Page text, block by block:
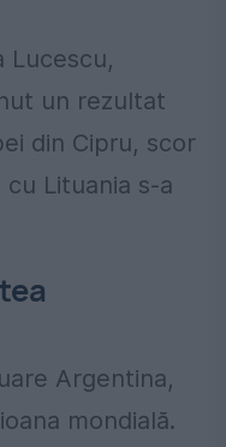
Lucescu,
un rezultat
din Cipru, scor
Lituania s-a
Argentina,
mondială.